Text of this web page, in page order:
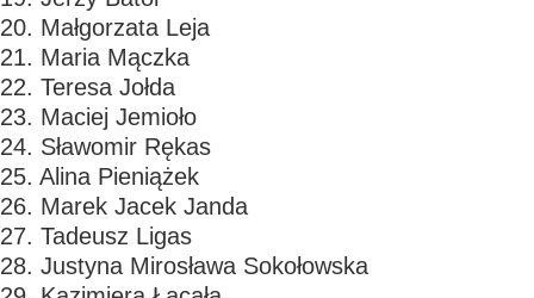
20. Małgorzata Leja
21. Maria Mączka
22. Teresa Jołda
23. Maciej Jemioło
24. Sławomir Rękas
25. Alina Pieniążek
26. Marek Jacek Janda
27. Tadeusz Ligas
28. Justyna Mirosława Sokołowska